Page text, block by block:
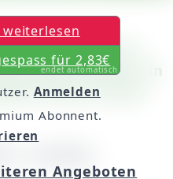
Sindelfingen II –
dem Fehlstart in
Elf den ersten
für 2,83€
endet automatisch
Anmelden
Abonnent.
Angeboten